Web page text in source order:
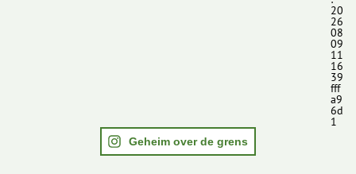
20
26
08
09
11
16
39
fff
a9
6d
1
Geheim over de grens